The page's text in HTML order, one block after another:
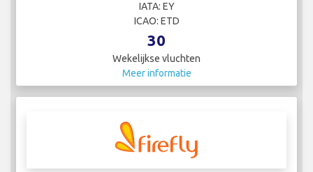
IATA: EY
ICAO: ETD
30
Wekelijkse vluchten
Meer informatie